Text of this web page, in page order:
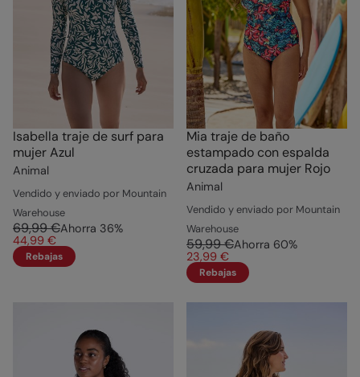
Isabella traje de surf para
mujer Azul
Animal
Vendido y enviado por Mountain
Warehouse
69,99 €Ahorra 36%
44,99 €
Rebajas
Mia traje de baño
estampado con espalda
cruzada para mujer Rojo
Animal
Vendido y enviado por Mountain
Warehouse
59,99 €Ahorra 60%
23,99 €
Rebajas